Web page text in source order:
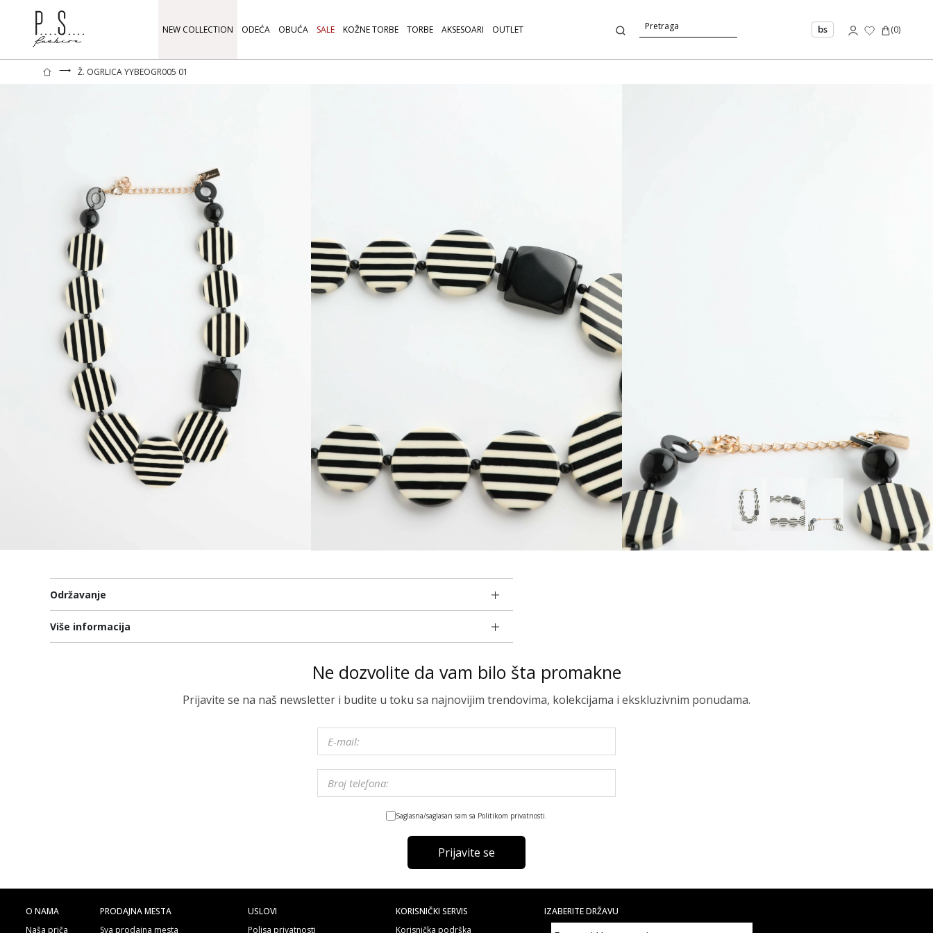
NEW COLLECTION ODEĆA OBUĆA SALE KOŽNE TORBE TORBE AKSESOARI OUTLET bs (0)
⟶ Ž. OGRLICA YYBEOGR005 01
Održavanje
Više informacija
Ne dozvolite da vam bilo šta promakne
Prijavite se na naš newsletter i budite u toku sa najnovijim trendovima, kolekcijama i ekskluzivnim ponudama.
Saglasna/saglasan sam sa Politikom privatnosti.
Prijavite se
O NAMA
Naša priča
PRODAJNA MESTA
Sva prodajna mesta
USLOVI
Polisa privatnosti
KORISNIČKI SERVIS
Korisnička podrška
IZABERITE DRŽAVU